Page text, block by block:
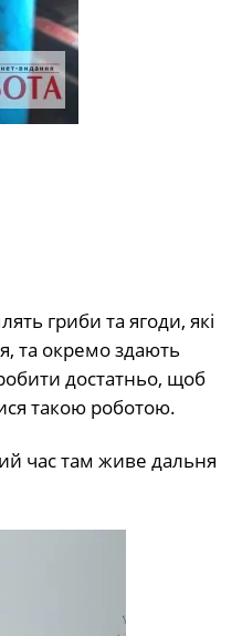
гриби та ягоди, які
та окремо здають
достатньо, щоб
такою роботою.
час там живе дальня